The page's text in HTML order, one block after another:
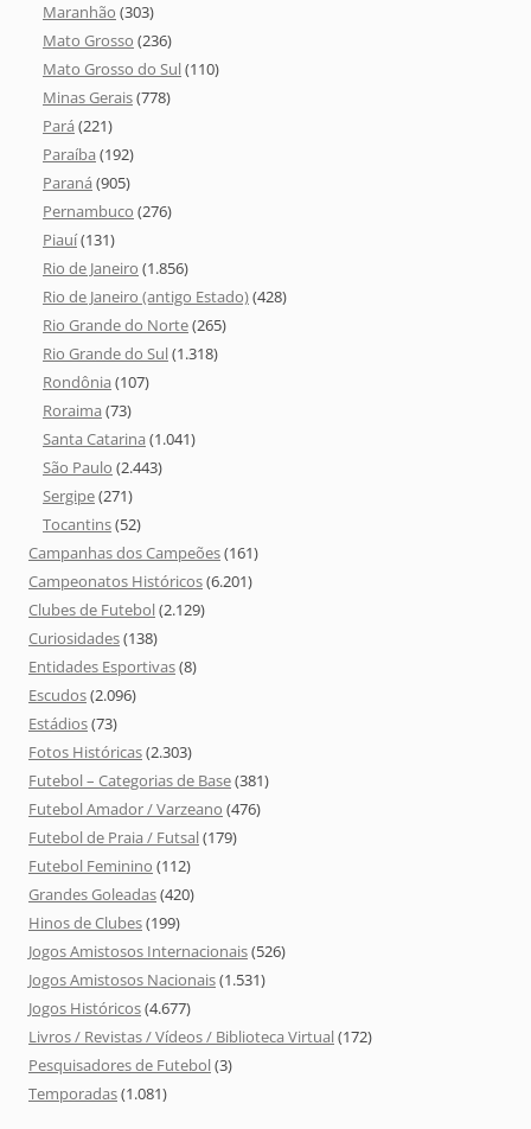
Maranhão (303)
Mato Grosso (236)
Mato Grosso do Sul(110)
Minas Gerais(778)
Pará (221)
Paraíba (192)
Paraná (905)
Pernambuco (276)
Piauí(131)
Rio de Janeiro (1.856)
Rio de Janeiro (antigo Estado)(428)
Rio Grande do Norte(265)
Rio Grande do Sul(1.318)
Rondônia (107)
Roraima (73)
Santa Catarina (1.041)
São Paulo (2.443)
Sergipe(271)
Tocantins(52)
Campanhas dos Campeões(161)
Campeonatos Históricos(6.201)
Clubes de Futebol(2.129)
Curiosidades(138)
Entidades Esportivas(8)
Escudos(2.096)
Estádios(73)
Fotos Históricas(2.303)
Futebol – Categorias de Base(381)
Futebol Amador / Varzeano (476)
Futebol de Praia / Futsal(179)
Futebol Feminino (112)
Grandes Goleadas(420)
Hinos de Clubes(199)
Jogos Amistosos Internacionais(526)
Jogos Amistosos Nacionais(1.531)
Jogos Históricos(4.677)
Livros / Revistas / Vídeos / Biblioteca Virtual(172)
Pesquisadores de Futebol(3)
Temporadas(1.081)